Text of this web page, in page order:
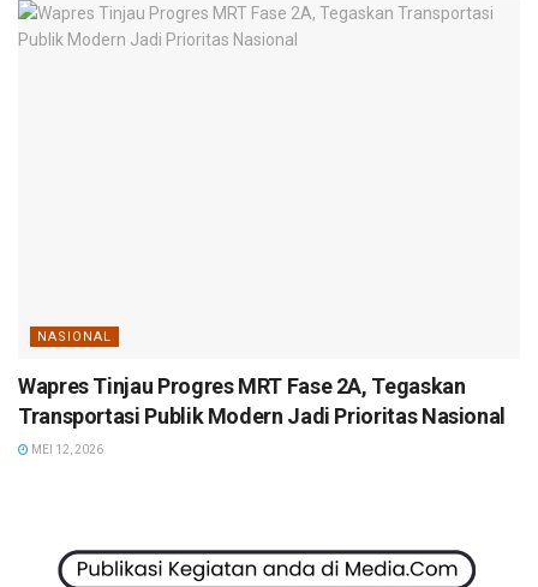
NASIONAL
Wapres Tinjau Progres MRT Fase 2A, Tegaskan
Transportasi Publik Modern Jadi Prioritas Nasional
MEI 12, 2026